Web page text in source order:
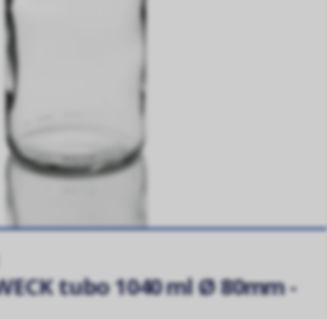
tubo 1040 ml Ø 80mm -